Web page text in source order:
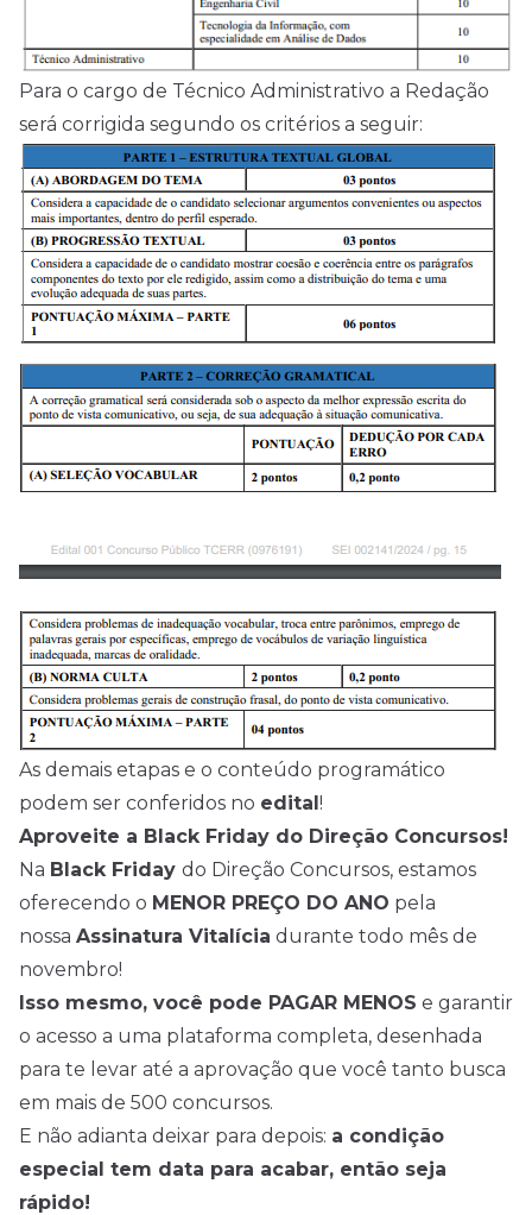
Para o cargo de Técnico Administrativo a Redação
será corrigida segundo os critérios a seguir:
As demais etapas e o conteúdo programático
podem ser conferidos no edital!
Aproveite a Black Friday do Direção Concursos!
Na Black Friday do Direção Concursos, estamos
oferecendo o MENOR PREÇO DO ANO pela
nossa Assinatura Vitalícia durante todo mês de
novembro!
Isso mesmo, você pode PAGAR MENOS e garantir
o acesso a uma plataforma completa, desenhada
para te levar até a aprovação que você tanto busca
em mais de 500 concursos.
E não adianta deixar para depois: a condição
especial tem data para acabar, então seja
rápido!